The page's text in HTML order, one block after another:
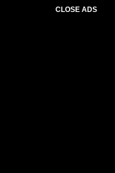
CLOSE ADS